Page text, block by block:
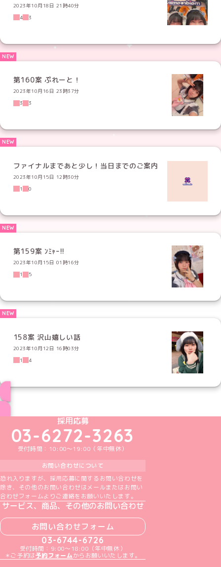
2023年10月18日 21時40分
4
3
第160案 ぷれーと！
2023年10月16日 23時37分
3
3
ファイナルまであと少し！当日までのご案内
2023年10月15日 12時30分
1
0
第159案 ﾝﾐｬｰ!!
2023年10月15日 01時16分
1
5
158案 沢山嬉しい話
2023年10月12日 16時03分
1
4
めいどりーみんTikTok公式アカウント
めいどりーみんX公式アカウント
めいどりーみんInstagram公式アカウント
めいどりーみんFacebook公式アカウン
めいどりーみんYouTube公式アカ
採用応募
03-6272-3263
受付時間：10:00～19:00（年中無休）
お問い合わせについて
恐れ入りますが、採用応募に関するお問い合わせを
除き、その他のお問い合わせはメールまたはお問い
合わせフォームよりご連絡をお願いいたします。
サービス、商品、その他のお問い合わせ
お問い合わせフォーム
03-6744-6726
受付時間：9:00～18:00（年中無休）
＊ご予約は予約フォームからお願いいたします。